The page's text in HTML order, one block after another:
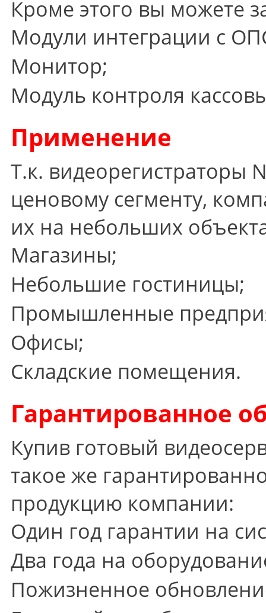
Кроме этого вы можете
Модули интеграции с
Монитор;
Модуль контроля
Применение
Т.к. видеорегистраторы
ценовому сегменту,
их на небольших
Магазины;
Небольшие гостиницы;
Промышленные
Офисы;
Складские помещения.
Гарантированное
Купив готовый
такое же
продукцию компании:
Один год гарантии на
Два года на
Пожизненное